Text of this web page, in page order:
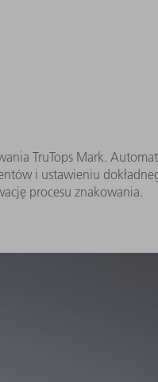
TruTops Mark.
i ustawieniu
procesu znakowania.